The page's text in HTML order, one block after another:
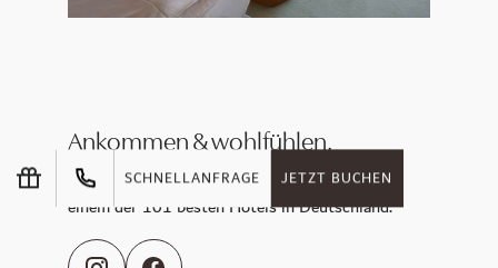
SCHNELLANFRAGE JETZT BUCHEN
Ankommen & wohlfühlen.
Genießen Sie die Sonnenseiten des Lebens in
einem der 101 besten Hotels in Deutschland.